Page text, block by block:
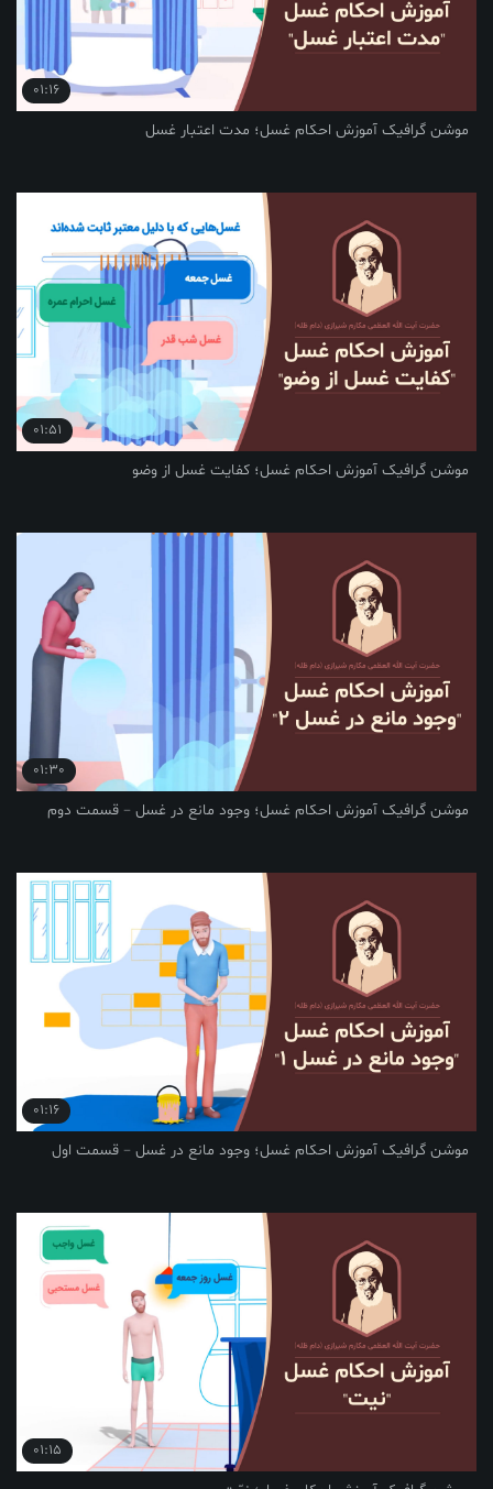
01:16
آموزش احکام غسل؛ مدت اعتبار غسل
01:51
آموزش احکام غسل؛ کفایت غسل از وضو
01:30
آموزش احکام غسل؛ وجود مانع در غسل – قسمت دوم
آموزش احکام غسل؛ وجود مانع در غسل – قسمت اول
01:15